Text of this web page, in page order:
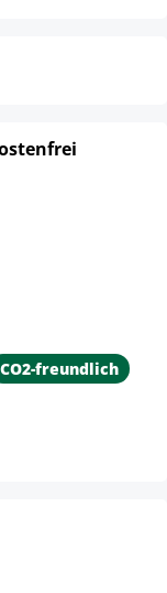
CO2-freundlich